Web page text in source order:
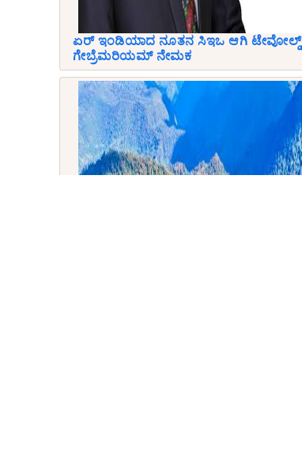
ಏರ್ ಇಂಡಿಯಾದ ನೂತನ ಸಿಇಒ ಆಗಿ ಟೇವೋಲ್ಡ್
ಗೇಬ್ರೆಮರಿಯಮ್ ನೇಮಕ